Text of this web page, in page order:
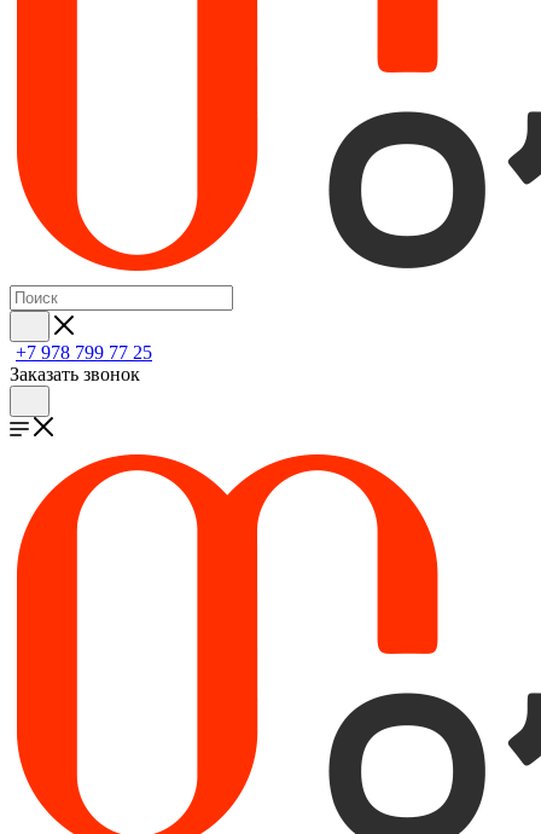
+7 978 799 77 25
Заказать звонок